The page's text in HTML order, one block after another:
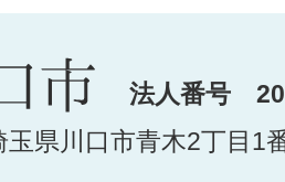
法人番号
県川口市青木2丁目1